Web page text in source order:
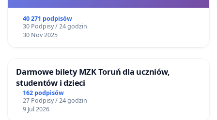
40 271 podpisów
30 Podpisy / 24 godzin
30 Nov 2025
Darmowe bilety MZK Toruń dla uczniów,
studentów i dzieci
162 podpisów
27 Podpisy / 24 godzin
9 Jul 2026